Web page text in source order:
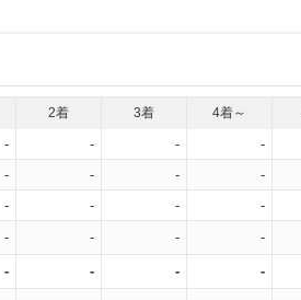
2着 3着 4着～
- - - -
- - - -
- - - -
- - - -
- - - -